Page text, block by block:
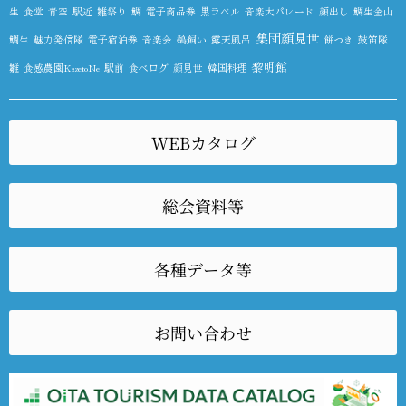
生 食堂 青空 駅近 雛祭り 鯛 電子商品券 黒ラベル 音楽大パレード 顔出し 鯛生金山
鯛生 魅力発信隊 電子宿泊券 音楽会 鵜飼い 露天風呂 集団顔見世 餅つき 鼓笛隊
雛 食感農園KazetoNe 駅前 食べログ 顔見世 韓国料理 黎明館
WEBカタログ
総会資料等
各種データ等
お問い合わせ